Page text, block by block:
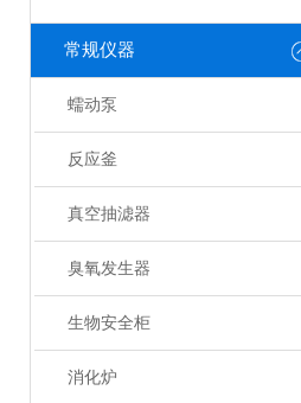
常规仪器
蠕动泵
反应釜
真空抽滤器
臭氧发生器
生物安全柜
消化炉